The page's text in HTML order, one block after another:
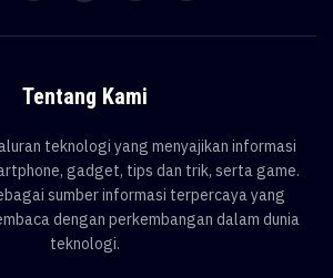
Tentang Kami
teknologi yang menyajikan informasi
gadget, tips dan trik, serta game.
sumber informasi terpercaya yang
dengan perkembangan dalam dunia
teknologi.